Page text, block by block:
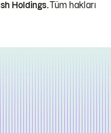
Holdings.Tüm hakları